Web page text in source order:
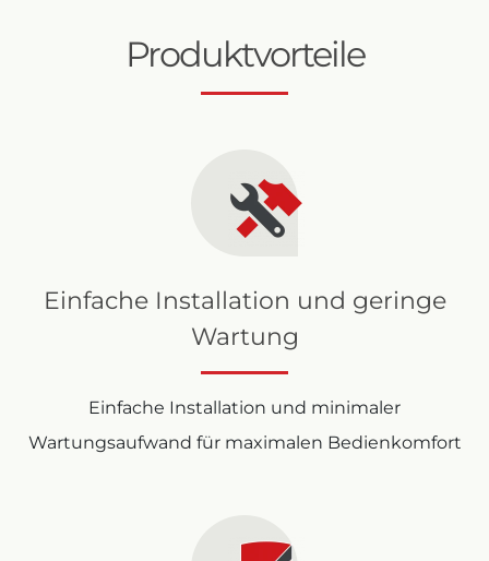
Produktvorteile
Einfache Installation und geringe
Wartung
Einfache Installation und minimaler
Wartungsaufwand für maximalen Bedienkomfort